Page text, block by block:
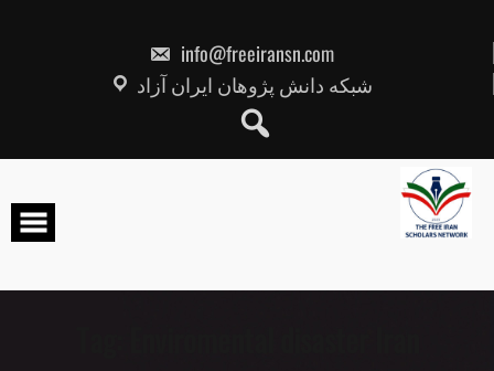
info@freeiransn.com
شبکه دانش پژوهان ایران آزاد